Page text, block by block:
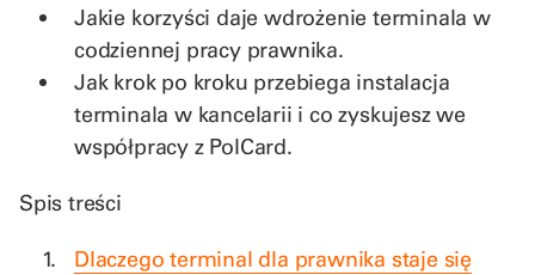
Jakie korzyści daje wdrożenie terminala w
codziennej pracy prawnika.
Jak krok po kroku przebiega instalacja
terminala w kancelarii i co zyskujesz we
współpracy z PolCard.
Spis treści
Dlaczego terminal dla prawnika staje się